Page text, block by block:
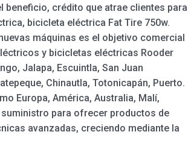
beneficio, crédito que atrae clientes para
bicicleta eléctrica Fat Tire 750w.
máquinas es el objetivo comercial
y bicicletas eléctricas Rooder
Jalapa, Escuintla, San Juan
Chinautla, Totonicapán, Puerto.
Europa, América, Australia, Malí,
para ofrecer productos de
avanzadas, creciendo mediante la